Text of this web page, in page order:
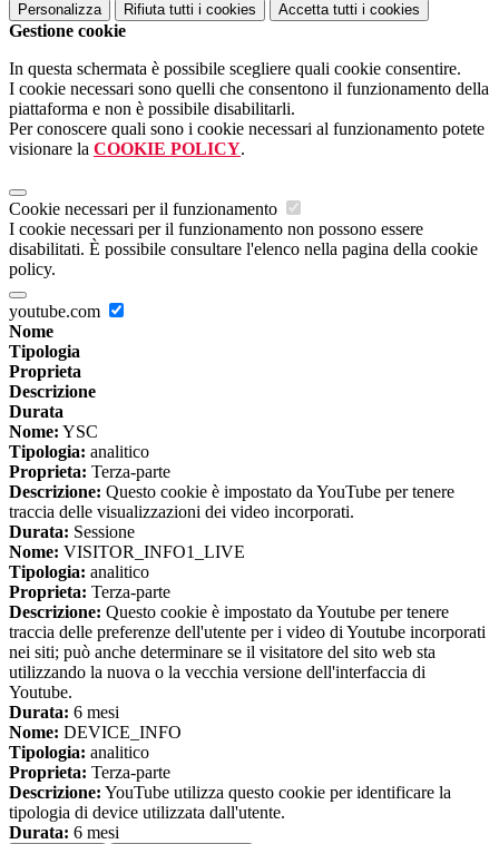
Personalizza Rifiuta tutti i cookies Accetta tutti i cookies
Gestione cookie
In questa schermata è possibile scegliere quali cookie consentire.
I cookie necessari sono quelli che consentono il funzionamento della
piattaforma e non è possibile disabilitarli.
Per conoscere quali sono i cookie necessari al funzionamento potete
visionare la COOKIE POLICY.
Cookie necessari per il funzionamento
I cookie necessari per il funzionamento non possono essere
disabilitati. È possibile consultare l'elenco nella pagina della cookie
policy.
youtube.com
Nome
Tipologia
Proprieta
Descrizione
Durata
Nome: YSC
Tipologia: analitico
Proprieta: Terza-parte
Descrizione: Questo cookie è impostato da YouTube per tenere
traccia delle visualizzazioni dei video incorporati.
Durata: Sessione
Nome: VISITOR_INFO1_LIVE
Tipologia: analitico
Proprieta: Terza-parte
Descrizione: Questo cookie è impostato da Youtube per tenere
traccia delle preferenze dell'utente per i video di Youtube incorporati
nei siti; può anche determinare se il visitatore del sito web sta
utilizzando la nuova o la vecchia versione dell'interfaccia di
Youtube.
Durata: 6 mesi
Nome: DEVICE_INFO
Tipologia: analitico
Proprieta: Terza-parte
Descrizione: YouTube utilizza questo cookie per identificare la
tipologia di device utilizzata dall'utente.
Durata: 6 mesi